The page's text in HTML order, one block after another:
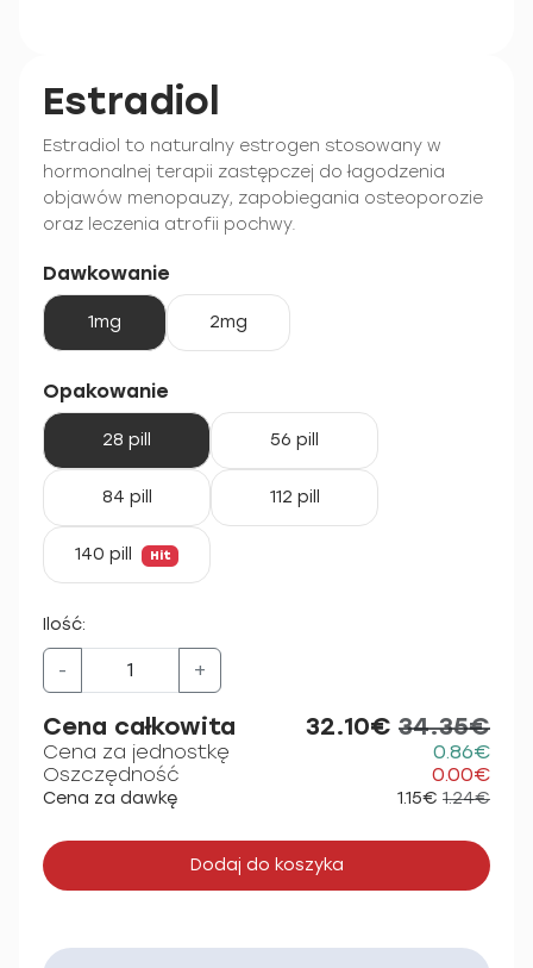
Estradiol
Estradiol to naturalny estrogen stosowany w
hormonalnej terapii zastępczej do łagodzenia
objawów menopauzy, zapobiegania osteoporozie
oraz leczenia atrofii pochwy.
Dawkowanie
1mg 2mg
Opakowanie
28 pill 56 pill
84 pill 112 pill
140 pill Hit
Ilość:
- +
Cena całkowita 32.10€ 34.35€
Cena za jednostkę
0.86€
Oszczędność
0.00€
Cena za dawkę 1.15€ 1.24€
Dodaj do koszyka